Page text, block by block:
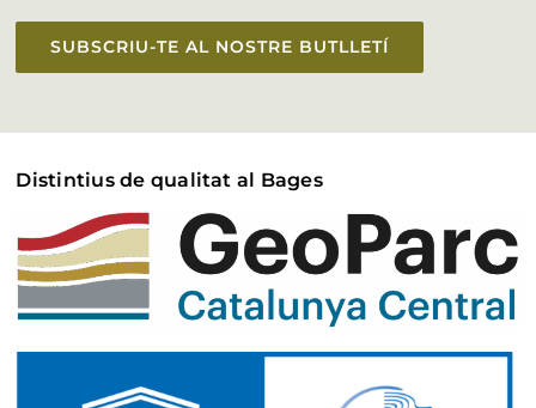
SUBSCRIU-TE AL NOSTRE BUTLLETÍ
Distintius de qualitat al Bages